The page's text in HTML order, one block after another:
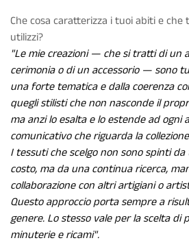
Che cosa caratterizza i tuoi abiti e che
utilizzi?
"Le mie creazioni — che si tratti di un
cerimonia o di un accessorio — sono
una forte tematica e dalla coerenza
quegli stilisti che non nasconde il
ma anzi lo esalta e lo estende ad ogni
comunicativo che riguarda la
I tessuti che scelgo non sono spinti
costo, ma da una continua ricerca,
collaborazione con altri artigiani o
Questo approccio porta sempre a
genere. Lo stesso vale per la scelta di
minuterie e ricami".